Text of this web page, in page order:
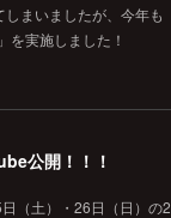
まいましたが、今年も
を実施しました！
公開！！！
（土）・26日（日）の2